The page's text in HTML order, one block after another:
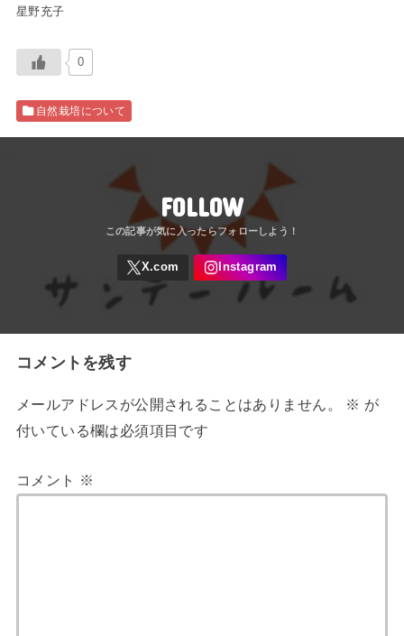
星野充子
0
自然栽培について
FOLLOW
コメントを残す
メールアドレスが公開されることはありません。 ※ が
付いている欄は必須項目です
コメント ※